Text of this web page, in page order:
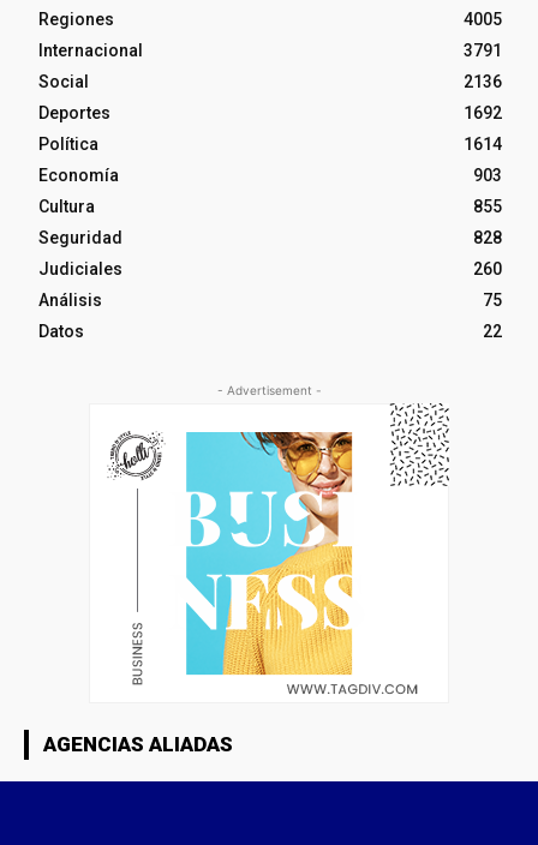
Regiones
4005
Internacional
3791
Social
2136
Deportes
1692
Política
1614
Economía
903
Cultura
855
Seguridad
828
Judiciales
260
Análisis
75
Datos
22
- Advertisement -
AGENCIAS ALIADAS